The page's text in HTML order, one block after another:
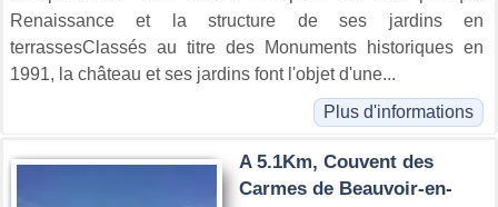
Renaissance et la structure de ses jardins en
terrassesClassés au titre des Monuments historiques en
1991, la château et ses jardins font l'objet d'une...
Plus d'informations
A 5.1Km, Couvent des
Carmes de Beauvoir-en-